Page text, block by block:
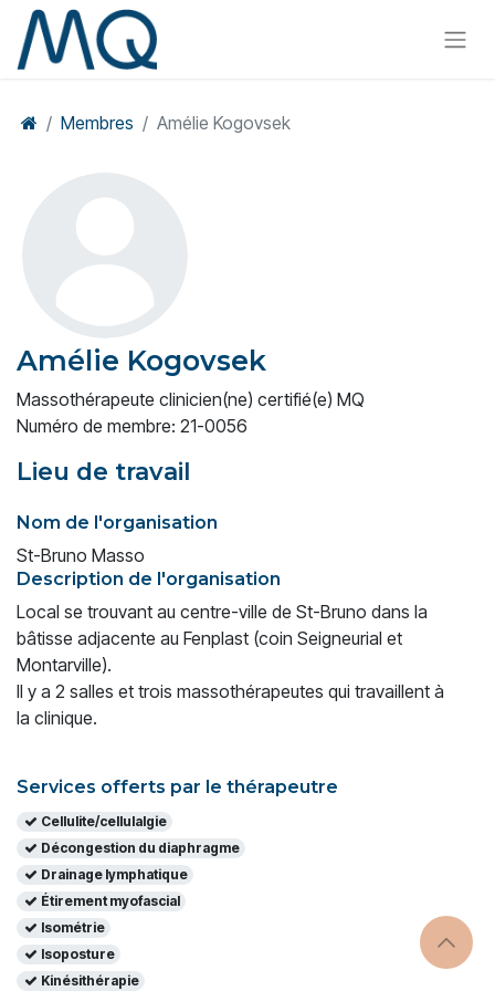
Membres Amélie Kogovsek
Amélie Kogovsek
Massothérapeute clinicien(ne) certifié(e) MQ
Numéro de membre: 21-0056
Lieu de travail
Nom de l'organisation
St-Bruno Masso
Description de l'organisation
Local se trouvant au centre-ville de St-Bruno dans la
bâtisse adjacente au Fenplast (coin Seigneurial et
Montarville).
Il y a 2 salles et trois massothérapeutes qui travaillent à
la clinique.
Services offerts par le thérapeutre
Cellulite/cellulalgie
Décongestion du diaphragme
Drainage lymphatique
Étirement myofascial
Isométrie
Isoposture
Kinésithérapie